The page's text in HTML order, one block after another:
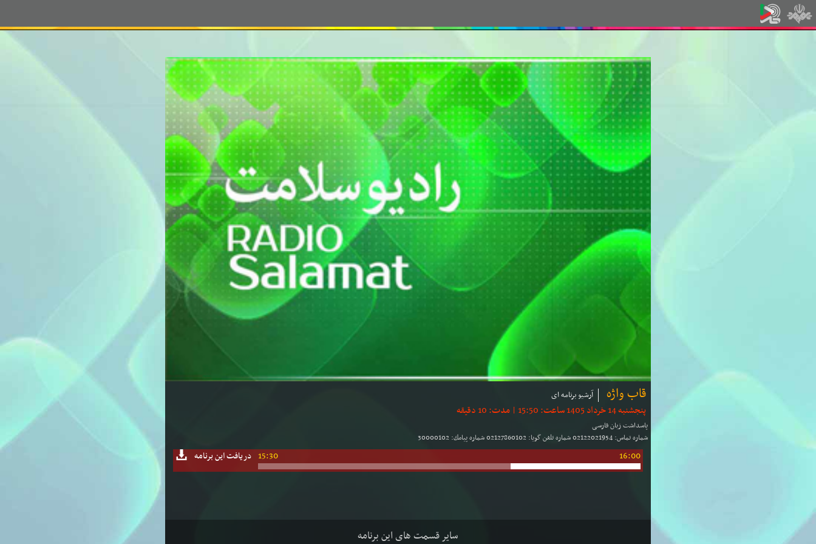
قاب واژه آرشیو برنامه ای
پنجشنبه 14 خرداد 1405 ساعت: 15:50 | مدت: 10 دقیقه
پاسداشت زبان فارسی
شماره تماس: 02122021954 شماره تلفن گویا: 02127860102 شماره پیامك: 30000102
دریافت این برنامه 15:30 16:00
سایر قسمت های این برنامه